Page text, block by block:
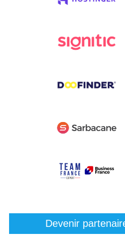
Devenir